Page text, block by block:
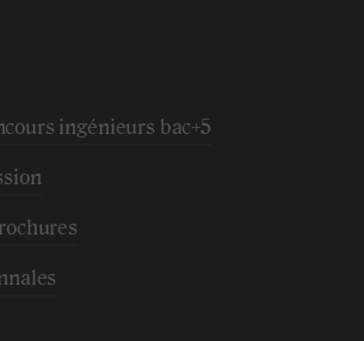
ingénieurs bac+5